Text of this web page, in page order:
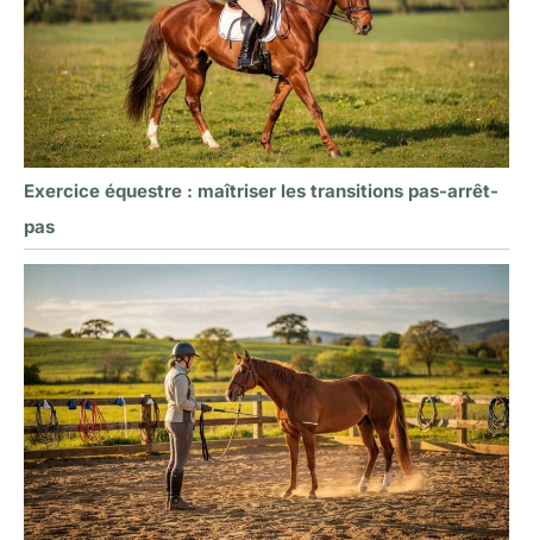
Exercice équestre : maîtriser les transitions pas-arrêt-
pas